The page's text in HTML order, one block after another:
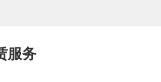
服务